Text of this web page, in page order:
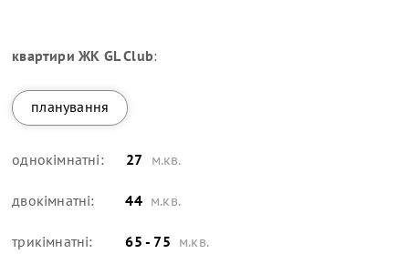
квартири ЖК GL Club:
планування
однокімнатні: 27 м.кв.
двокімнатні: 44 м.кв.
трикімнатні: 65 - 75 м.кв.